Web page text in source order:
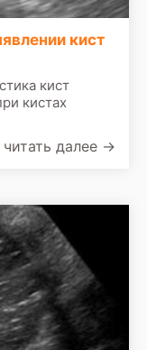
кист
кист
кистах
читать далее →